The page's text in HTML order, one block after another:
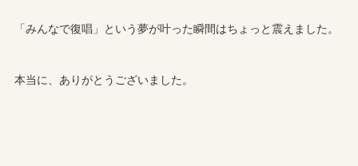
「みんなで復唱」という夢が叶った瞬間はちょっと震えました。
本当に、ありがとうございました。